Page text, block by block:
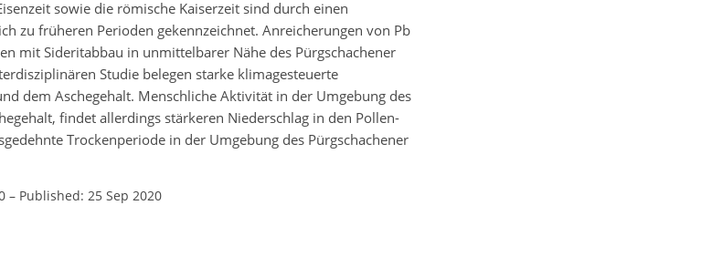
sowie die römische Kaiserzeit sind durch einen
zu früheren Perioden gekennzeichnet. Anreicherungen von Pb
mit Sideritabbau in unmittelbarer Nähe des Pürgschachener
Studie belegen starke klimagesteuerte
dem Aschegehalt. Menschliche Aktivität in der Umgebung des
findet allerdings stärkeren Niederschlag in den Pollen-
Trockenperiode in der Umgebung des Pürgschachener
– Published: 25 Sep 2020